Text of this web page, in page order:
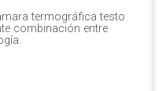
termográfica testo
combinación entre